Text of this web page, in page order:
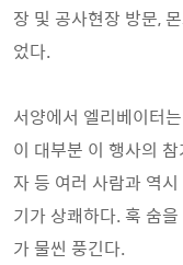
장 및 공사현장 방문,
었다.
서양에서 엘리베이터
이 대부분 이 행사의
자 등 여러 사람과 역
기가 상쾌하다. 훅 숨
가 물씬 풍긴다.